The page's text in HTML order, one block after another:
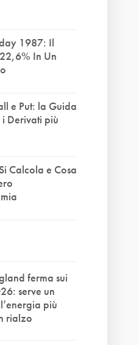
1987: Il
In Un
e Put: la Guida
Derivati più
Calcola e Cosa
ferma sui
serve un
più
rialzo